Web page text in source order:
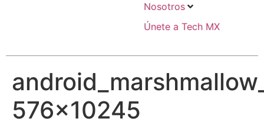
Nosotros
Únete a Tech MX
576×10245